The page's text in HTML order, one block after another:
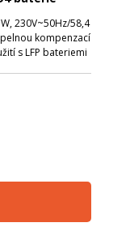
230V~50Hz/58,4
kompenzací
s LFP bateriemi